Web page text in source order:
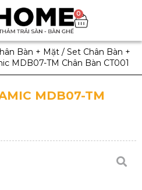
0
Bàn + Mặt / Set Chân Bàn +
MDB07-TM Chân Bàn CT001
MDB07-TM